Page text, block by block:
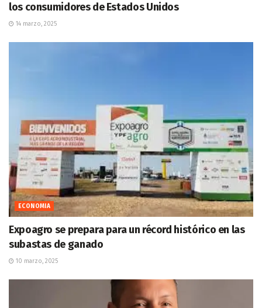
los consumidores de Estados Unidos
14 marzo, 2025
ECONOMIA
Expoagro se prepara para un récord histórico en las
subastas de ganado
10 marzo, 2025